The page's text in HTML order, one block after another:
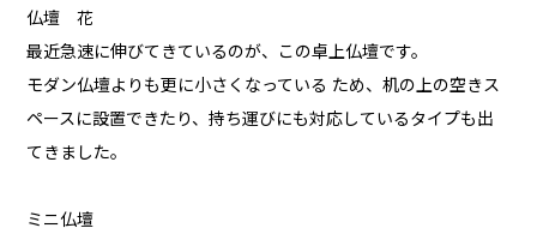
仏壇 花
最近急速に伸びてきているのが、この卓上仏壇です。
モダン仏壇よりも更に小さくなっている ため、机の上の空きス
ペースに設置できたり、持ち運びにも対応しているタイプも出
てきました。
ミニ仏壇